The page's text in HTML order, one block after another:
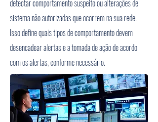
detectar comportamento suspeito ou alterações de
sistema não autorizadas que ocorrem na sua rede.
Isso define quais tipos de comportamento devem
desencadear alertas e a tomada de ação de acordo
com os alertas, conforme necessário.